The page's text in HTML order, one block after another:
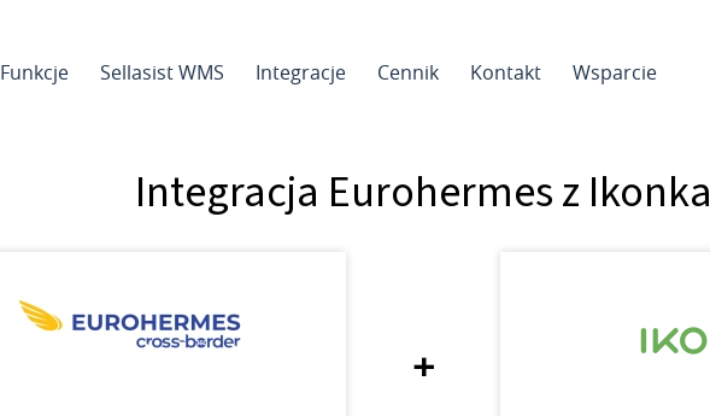
Funkcje Sellasist WMS Integracje Cennik Kontakt Wsparcie
Integracja Eurohermes z Ikonka
+